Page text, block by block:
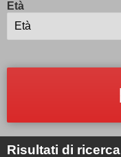
Età
Risultati di ricerca